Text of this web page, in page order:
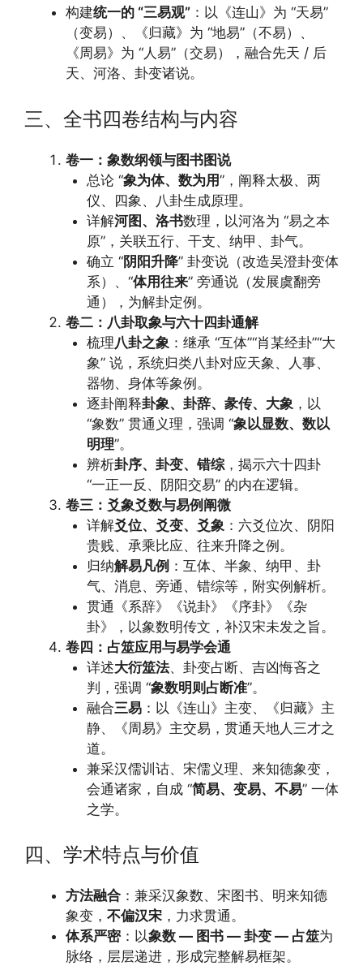
构建统一的 “三易观” ：以《连山》为 “天易”
（变易）、《归藏》为 “地易”（不易）、
《周易》为 “人易”（交易），融合先天 / 后
天、河洛、卦变诸说。
三、全书四卷结构与内容
卷一：象数纲领与图书图说
总论 “象为体、数为用”，阐释太极、两
仪、四象、八卦生成原理。
详解河图、洛书数理，以河洛为 “易之本
原”，关联五行、干支、纳甲、卦气。
确立 “阴阳升降” 卦变说（改造吴澄卦变体
系）、“体用往来” 旁通说（发展虞翻旁
通），为解卦定例。
卷二：八卦取象与六十四卦通解
梳理八卦之象 ：继承 “互体”“肖某经卦”“大
象” 说，系统归类八卦对应天象、人事、
器物、身体等象例。
逐卦阐释卦象、卦辞、彖传、大象 ，以
“象数” 贯通义理，强调 “象以显数、数以
明理”。
辨析卦序、卦变、错综，揭示六十四卦
“一正一反、阴阳交易” 的内在逻辑。
卷三：爻象爻数与易例阐微
详解爻位、爻变、爻象 ：六爻位次、阴阳
贵贱、承乘比应、往来升降之例。
归纳解易凡例 ：互体、半象、纳甲、卦
气、消息、旁通、错综等，附实例解析。
贯通《系辞》《说卦》《序卦》《杂
卦》，以象数明传文，补汉宋未发之旨。
卷四：占筮应用与易学会通
详述大衍筮法、卦变占断、吉凶悔吝之
判，强调 “象数明则占断准”。
融合三易：以《连山》主变、《归藏》主
静、《周易》主交易，贯通天地人三才之
道。
兼采汉儒训诂、宋儒义理、来知德象变，
会通诸家，自成 “简易、变易、不易” 一体
之学。
四、学术特点与价值
方法融合 ：兼采汉象数、宋图书、明来知德
象变， 不偏汉宋 ，力求贯通。
体系严密：以象数 — 图书 — 卦变 — 占筮为
脉络，层层递进，形成完整解易框架。